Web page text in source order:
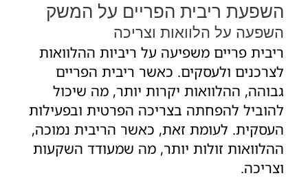
השפעת ריבית הפריים על המשק
השפעה על הלוואות וצריכה
ריבית פריים משפיעה על ריביות ההלוואות
לצרכנים ולעסקים. כאשר ריבית הפריים
גבוהה, ההלוואות יקרות יותר, מה שיכול
להוביל להפחתה בצריכה הפרטית ובפעילות
העסקית. לעומת זאת, כאשר הריבית נמוכה,
ההלוואות זולות יותר, מה שמעודד השקעות
וצריכה.